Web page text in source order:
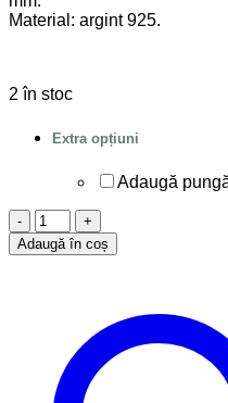
Material: argint 925.
2 în stoc
Extra opțiuni
Adaugă
Cantitate
Cercei
argint,
Adaugă în coș